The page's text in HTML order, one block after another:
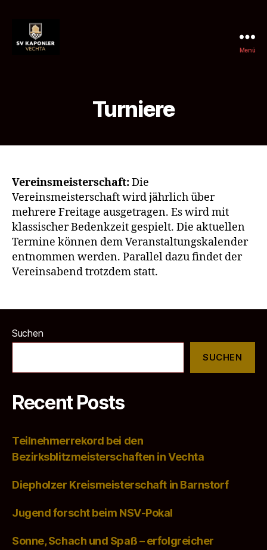
Menü
Turniere
Vereinsmeisterschaft:Die
Vereinsmeisterschaft wird jährlich über
mehrere Freitage ausgetragen. Es wird mit
klassischer Bedenkzeit gespielt. Die aktuellen
Termine können dem Veranstaltungskalender
entnommen werden. Parallel dazu findet der
Vereinsabend trotzdem statt.
Suchen
SUCHEN
Recent Posts
Teilnehmerrekord bei den
Bezirksblitzmeisterschaften in Vechta
Diepholzer Kreismeisterschaft in Barnstorf
Jugend forscht beim NSV-Pokal
Sonne, Schach und Spaß – erfolgreicher